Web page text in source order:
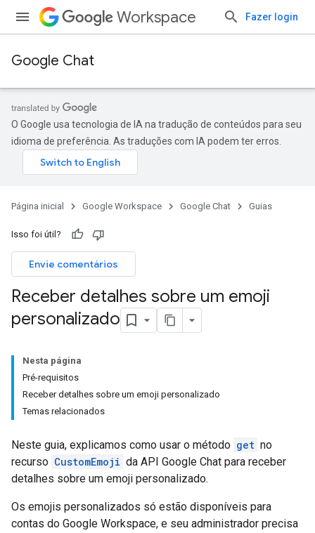
Workspace Fazer login
Google Chat
O Google usa tecnologia de IA na tradução de conteúdos para seu
idioma de preferência. As traduções com IA podem ter erros.
Página inicial Google Workspace Google Chat Guias
Isso foi útil?
Envie comentários
Receber detalhes sobre um emoji
personalizado
Nesta página
Pré-requisitos
Receber detalhes sobre um emoji personalizado
Temas relacionados
Neste guia, explicamos como usar o método get no
recurso CustomEmoji da API Google Chat para receber
detalhes sobre um emoji personalizado.
Os emojis personalizados só estão disponíveis para
contas do Google Workspace, e seu administrador precisa